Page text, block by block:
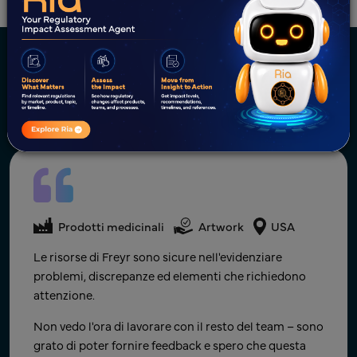
Celebrazione del successo dei
clienti
Prodotti medicinali Artwork
Canada
Grazie mille per aver lavorato a questi aspetti e averli
resi una priorità. Il vostro aiuto è davvero apprezzato.
Product Manager
Azienda farmaceutica generica globale con sede in Canada
Prodotti medicinali Artwork
USA
Complimenti a tutti per lo splendido lavoro di
squadra!! Da soli possiamo fare così poco; insieme
possiamo fare così tanto.
Attendo con impazienza il prossimo traguardo e la
collaborazione su nuovi progetti in futuro.
Prodotti medicinali Artwork
USA
Le risorse di Freyr sono sicure nell'evidenziare
problemi, discrepanze ed elementi che richiedono
attenzione.
Non vedo l'ora di lavorare con il resto del team – sono
grato di poter fornire feedback e spero che questa